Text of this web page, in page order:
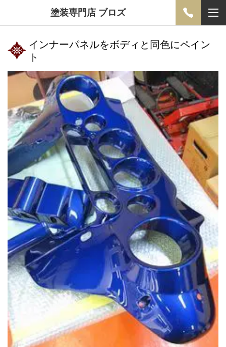
塗装専門店 ブロズ
インナーパネルをボディと同色にペイン
ト